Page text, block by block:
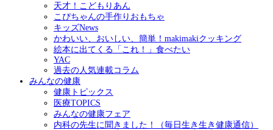
天才！こどもりあん
こぴちゃんの手作りおもちゃ
キッズNews
かわいい、おいしい、簡単！makimakiクッキング
絵本に出てくる「これ！」食べたい
YAC
過去の人気連載コラム
みんなの健康
健康トピックス
医療TOPICS
みんなの健康フェア
内科の先生に聞きました！（毎日生き生き健康通信）